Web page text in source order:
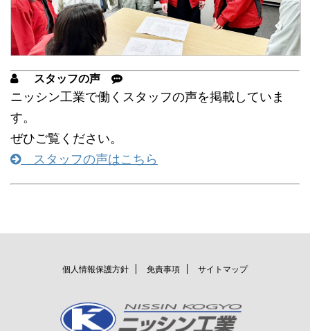
スタッフの声
ニッシン工業で働くスタッフの声を掲載していま
す。
ぜひご覧ください。
スタッフの声はこちら
個人情報保護方針 免責事項 サイトマップ